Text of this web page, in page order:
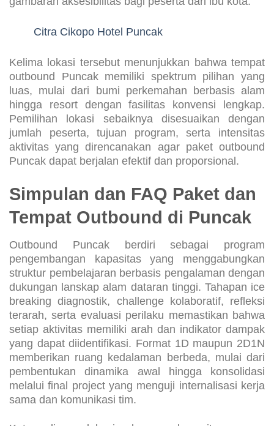
gambaran aksesibilitas bagi peserta dari ibu kota.
Citra Cikopo Hotel Puncak
Kelima lokasi tersebut menunjukkan bahwa tempat
outbound Puncak memiliki spektrum pilihan yang
luas, mulai dari bumi perkemahan berbasis alam
hingga resort dengan fasilitas konvensi lengkap.
Pemilihan lokasi sebaiknya disesuaikan dengan
jumlah peserta, tujuan program, serta intensitas
aktivitas yang direncanakan agar paket outbound
Puncak dapat berjalan efektif dan proporsional.
Simpulan dan FAQ Paket dan
Tempat Outbound di Puncak
Outbound Puncak berdiri sebagai program
pengembangan kapasitas yang menggabungkan
struktur pembelajaran berbasis pengalaman dengan
dukungan lanskap alam dataran tinggi. Tahapan ice
breaking diagnostik, challenge kolaboratif, refleksi
terarah, serta evaluasi perilaku memastikan bahwa
setiap aktivitas memiliki arah dan indikator dampak
yang dapat diidentifikasi. Format 1D maupun 2D1N
memberikan ruang kedalaman berbeda, mulai dari
pembentukan dinamika awal hingga konsolidasi
melalui final project yang menguji internalisasi kerja
sama dan komunikasi tim.